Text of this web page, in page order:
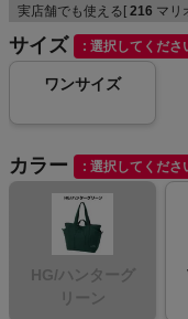
メンズカジュアルウェア
メンズスポーツウェア
レディーススポーツウェア
スポーツシューズ
実店舗でも使える[ 216 マリ
サイズ 選択してくださ
ワンサイズ
カラー 選択してくださ
HG/ハンターグ
リーン